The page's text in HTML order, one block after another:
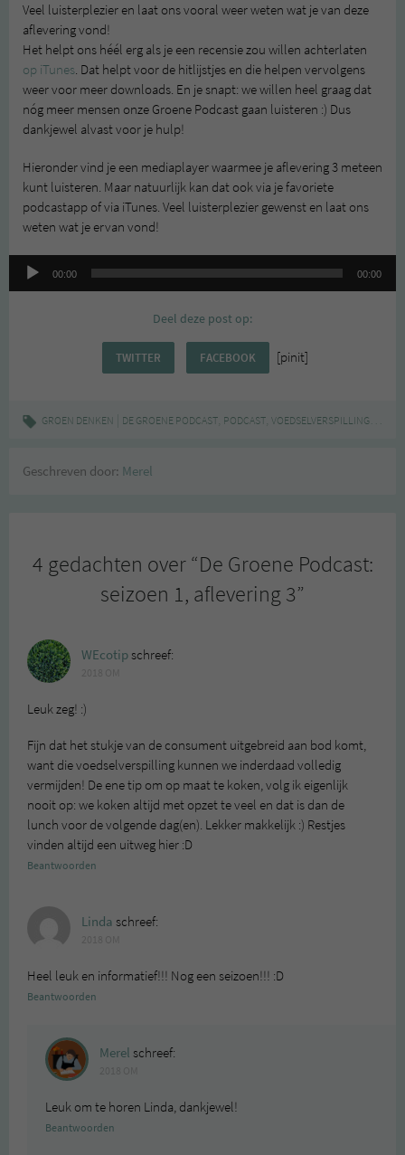
Veel luisterplezier en laat ons vooral weer weten wat je van deze
aflevering vond!
Het helpt ons héél erg als je een recensie zou willen achterlaten
op iTunes. Dat helpt voor de hitlijstjes en die helpen vervolgens
weer voor meer downloads. En je snapt: we willen heel graag dat
nóg meer mensen onze Groene Podcast gaan luisteren :) Dus
dankjewel alvast voor je hulp!
Hieronder vind je een mediaplayer waarmee je aflevering 3 meteen
kunt luisteren. Maar natuurlijk kan dat ook via je favoriete
podcastapp of via iTunes. Veel luisterplezier gewenst en laat ons
weten wat je ervan vond!
Audiospeler
00:00 00:00
Deel deze post op:
TWITTER FACEBOOK [pinit]
GROEN DENKEN DE GROENE PODCAST, PODCAST, VOEDSELVERSPILLING ZERO
Geschreven door: Merel
4 gedachten over “De Groene Podcast:
seizoen 1, aflevering 3”
WEcotipschreef:
Leuk zeg! :)
Fijn dat het stukje van de consument uitgebreid aan bod komt,
want die voedselverspilling kunnen we inderdaad volledig
vermijden! De ene tip om op maat te koken, volg ik eigenlijk
nooit op: we koken altijd met opzet te veel en dat is dan de
lunch voor de volgende dag(en). Lekker makkelijk :) Restjes
vinden altijd een uitweg hier :D
Beantwoorden
Linda schreef:
Heel leuk en informatief!!! Nog een seizoen!!! :D
Beantwoorden
Merel schreef:
Leuk om te horen Linda, dankjewel!
Beantwoorden